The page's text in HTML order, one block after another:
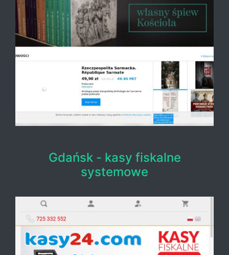
Gdańsk - kasy fiskalne
systemowe